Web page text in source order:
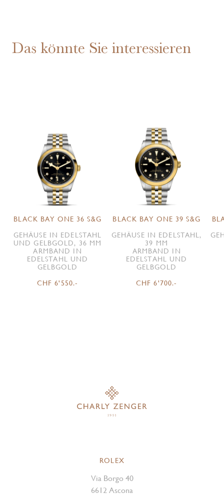
Das könnte Sie interessieren
BLACK BAY ONE 36 S&G
GEHÄUSE IN EDELSTAHL
UND GELBGOLD, 36 MM
ARMBAND IN
EDELSTAHL UND
GELBGOLD
CHF 6'550.-
BLACK BAY ONE 39 S&G
GEHÄUSE IN EDELSTAHL,
39 MM
ARMBAND IN
EDELSTAHL UND
GELBGOLD
CHF 6'700.-
ROLEX
Via Borgo 40
6612 Ascona